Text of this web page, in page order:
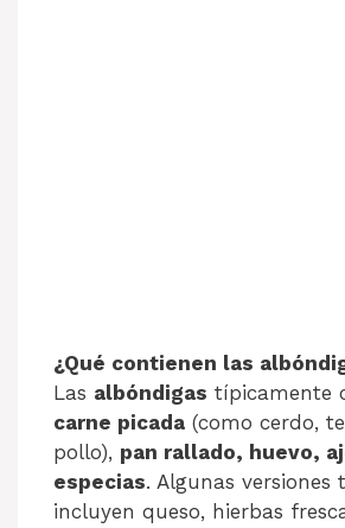
¿Qué contienen las
Las albóndigas típicamente
carne picada (como cerdo,
pollo), pan rallado, huevo,
especias. Algunas versiones
incluyen queso, hierbas